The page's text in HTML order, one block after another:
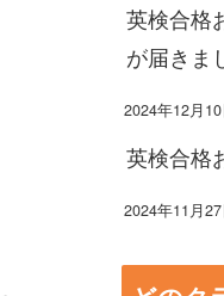
英検合格
が届きま
2024年12月10
英検合格
2024年11月27